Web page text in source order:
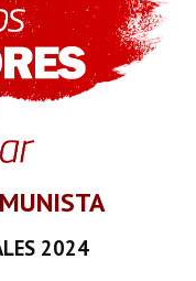
2024